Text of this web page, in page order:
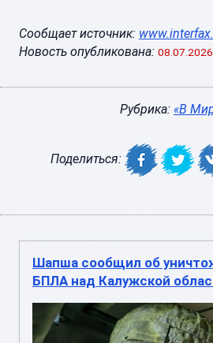
Сообщает источник:
Новость опубликована:
Рубрика: «В
Поделиться:
Шапша сообщил об
БПЛА над Калужской